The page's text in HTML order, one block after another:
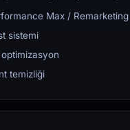
Max / Remarketing
sistemi
optimizasyon
temizliği